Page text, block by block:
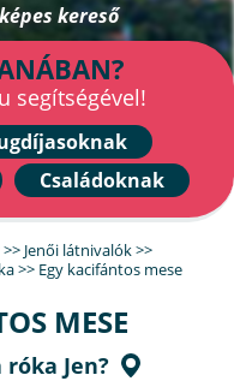
kereső
segítségével!
Családoknak
>> Jenői látnivalók>>
>> Egy kacifántos mese
MESE
Jen?